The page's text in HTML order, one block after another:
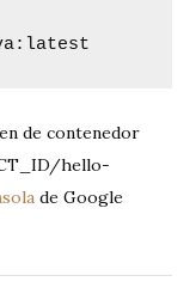
de contenedor
hello-
de Google